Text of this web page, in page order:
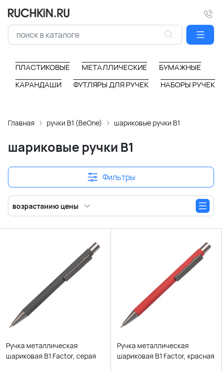
ПЛАСТИКОВЫЕ МЕТАЛЛИЧЕСКИЕ
БУМАЖНЫЕ
КАРАНДАШИ
ФУТЛЯРЫ ДЛЯ РУЧЕК НАБОРЫ РУЧЕК
Главная ручки B1 (BeOne) шариковые ручки B1
шариковые ручки B1
Фильтры
возрастанию цены
Ручка металлическая
шариковая B1 Factor, серая
Ручка металлическая
шариковая B1 Factor, красная